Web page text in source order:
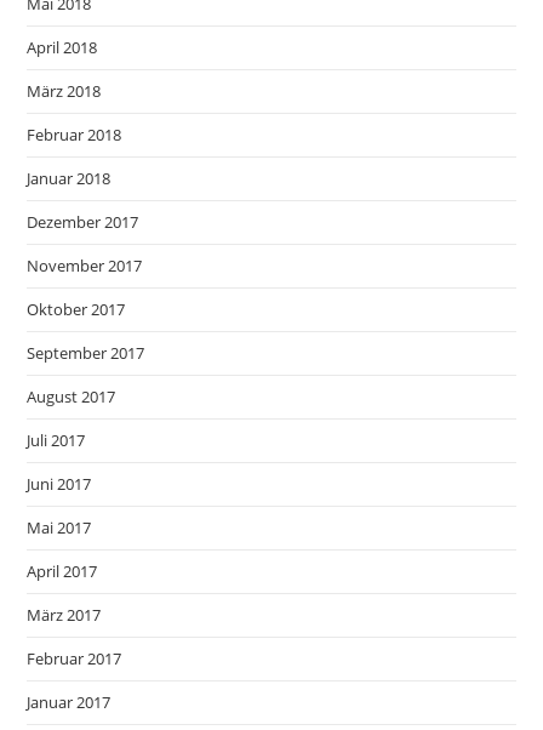
April 2018
März 2018
Februar 2018
Januar 2018
Dezember 2017
November 2017
Oktober 2017
September 2017
August 2017
Juli 2017
Juni 2017
Mai 2017
April 2017
März 2017
Februar 2017
Januar 2017